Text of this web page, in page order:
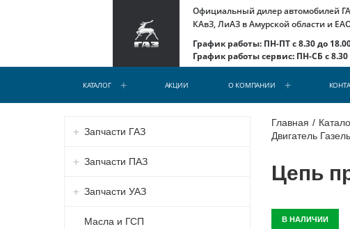
Официальный дилер автомобилей
КАвЗ, ЛиАЗ в Амурской области и
График работы: ПН-ПТ с 8.30 до
График работы сервис: ПН-СБ с 8.30
КАТАЛОГ АКЦИИ О КОМПАНИИ
Главная /
Двигатель
Цепь
Запчасти ГАЗ
Запчасти ПАЗ
Запчасти УАЗ
Масла и ГСП В НАЛИЧИИ